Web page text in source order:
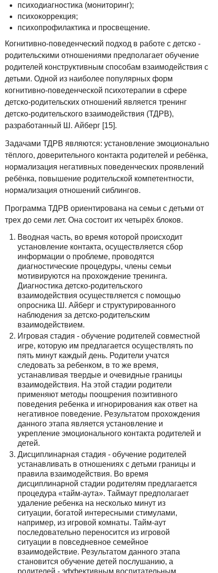
психодиагностика (мониторинг);
психокоррекция;
психопрофилактика и просвещение.
Когнитивно-поведенческий подход в работе с детско -
родительскими отношениями предполагает обучение
родителей конструктивным способам взаимодействия с
детьми. Одной из наиболее популярных форм
когнитивно-поведенческой психотерапии в сфере
детско-родительских отношений является тренинг
детско-родительского взаимодействия (ТДРВ),
разработанный Ш. Айберг [15].
Задачами ТДРВ являются: установление эмоционально
тёплого, доверительного контакта родителей и ребёнка,
нормализация негативных поведенческих проявлений
ребёнка, повышение родительской компетентности,
нормализация отношений сиблингов.
Программа ТДРВ ориентирована на семьи с детьми от
трех до семи лет. Она состоит их четырёх блоков.
Вводная часть, во время которой происходит
установление контакта, осуществляется сбор
информации о проблеме, проводятся
диагностические процедуры, члены семьи
мотивируются на прохождение тренинга.
Диагностика детско-родительского
взаимодействия осуществляется с помощью
опросника Ш. Айберг и структурированного
наблюдения за детско-родительским
взаимодействием.
Игровая стадия - обучение родителей совместной
игре, которую им предлагается осуществлять по
пять минут каждый день. Родители учатся
следовать за ребенком, в то же время,
устанавливая твердые и очевидные границы
взаимодействия. На этой стадии родители
применяют методы поощрения позитивного
поведения ребенка и игнорирования как ответ на
негативное поведение. Результатом прохождения
данного этапа является установление и
укрепление эмоционального контакта родителей и
детей.
Дисциплинарная стадия - обучение родителей
устанавливать в отношениях с детьми границы и
правила взаимодействия. Во время
дисциплинарной стадии родителям предлагается
процедура «тайм-аута». Таймаут предполагает
удаление ребенка на несколько минут из
ситуации, богатой интересными стимулами,
например, из игровой комнаты. Тайм-аут
последовательно переносится из игровой
ситуации в повседневное семейное
взаимодействие. Результатом данного этапа
становится обучение детей послушанию, а
родителей - эффективным воспитательным